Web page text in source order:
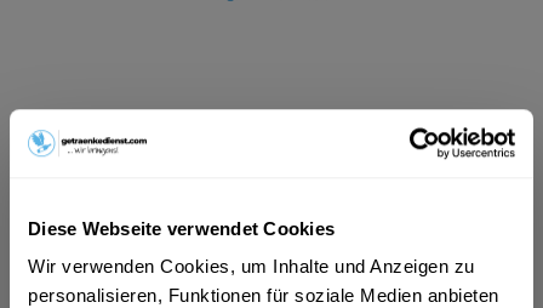
Diese Webseite verwendet Cookies
Wir verwenden Cookies, um Inhalte und Anzeigen zu
personalisieren, Funktionen für soziale Medien anbieten
ab 7,79 € *
MEHRWEG